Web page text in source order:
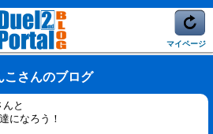
マイページ
こさんのブログ
んと
になろう！